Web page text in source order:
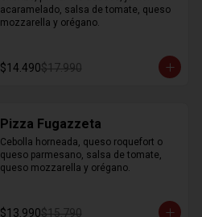
acaramelado, salsa de tomate, queso
mozzarella y orégano.
$14.490$17.990
Pizza Fugazzeta
Cebolla horneada, queso roquefort o
queso parmesano, salsa de tomate,
queso mozzarella y orégano.
$13.990$15.790